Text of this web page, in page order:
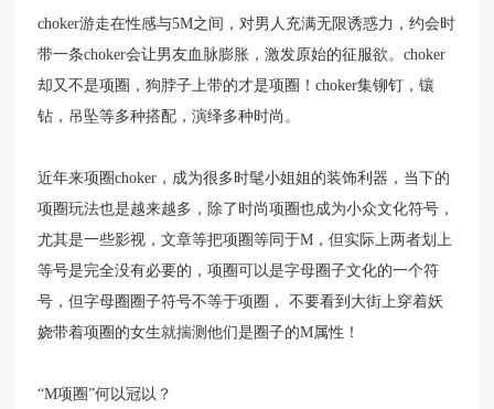
choker游走在性感与5M之间，对男人充满无限诱惑力，约会时
带一条choker会让男友血脉膨胀，激发原始的征服欲。choker
却又不是项圈，狗脖子上带的才是项圈！choker集铆钉，镶
钻，吊坠等多种搭配，演绎多种时尚。
近年来项圈choker，成为很多时髦小姐姐的装饰利器，当下的
项圈玩法也是越来越多，除了时尚项圈也成为小众文化符号，
尤其是一些影视，文章等把项圈等同于M，但实际上两者划上
等号是完全没有必要的，项圈可以是字母圈子文化的一个符
号，但字母圈圈子符号不等于项圈， 不要看到大街上穿着妖
娆带着项圈的女生就揣测他们是圈子的M属性！
“M项圈”何以冠以？